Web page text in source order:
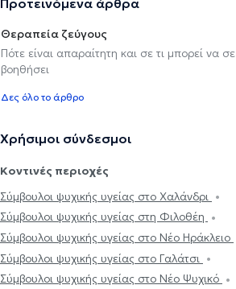
Θεραπεία ζεύγους
Πότε είναι απαραίτητη και σε τι μπορεί να σε
βοηθήσει
Δες όλο το άρθρο
Χρήσιμοι σύνδεσμοι
Κοντινές περιοχές
Σύμβουλοι ψυχικής υγείας στο Χαλάνδρι
Σύμβουλοι ψυχικής υγείας στη Φιλοθέη
Σύμβουλοι ψυχικής υγείας στο Νέο Ηράκλειο
Σύμβουλοι ψυχικής υγείας στο Γαλάτσι
Σύμβουλοι ψυχικής υγείας στο Νέο Ψυχικό